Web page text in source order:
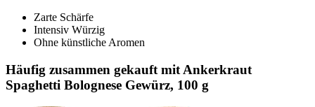
Zarte Schärfe
Intensiv Würzig
Ohne künstliche Aromen
Häufig zusammen gekauft mit Ankerkraut
Spaghetti Bolognese Gewürz, 100 g